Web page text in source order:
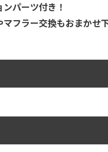
パーツ付き！
フラー交換もおまかせ